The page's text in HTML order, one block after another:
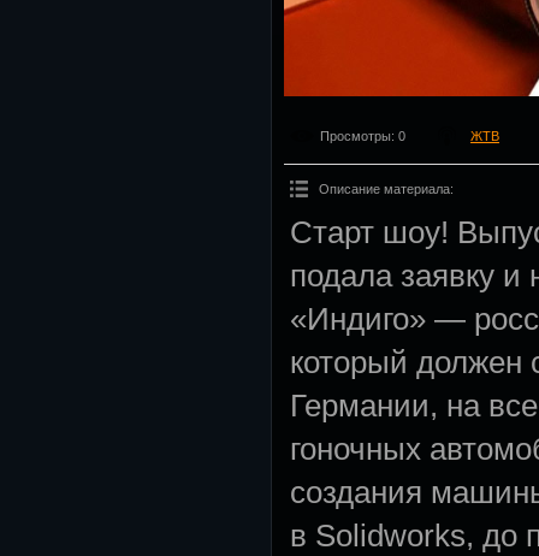
Просмотры: 0 ЖТВ
Описание материала:
Старт шоу!
подала заявку и
«Индиго» —
который должен
Германии, на
гоночных
создания
в Solidworks, до